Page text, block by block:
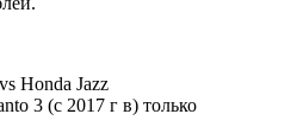
Honda Jazz
3 (с 2017 г в) только